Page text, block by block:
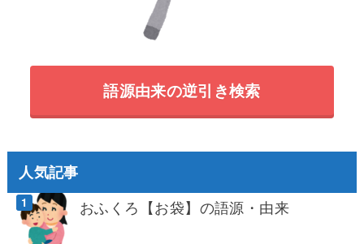
語源由来の逆引き検索
人気記事
おふくろ【お袋】の語源・由来